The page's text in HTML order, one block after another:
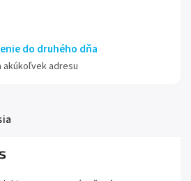
do druhého dňa
akúkoľvek adresu